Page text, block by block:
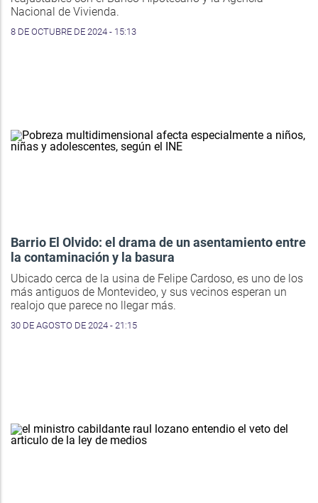
Nacional de Vivienda.
8 DE OCTUBRE DE 2024 - 15:13
Barrio El Olvido: el drama de un asentamiento entre
la contaminación y la basura
Ubicado cerca de la usina de Felipe Cardoso, es uno de los
más antiguos de Montevideo, y sus vecinos esperan un
realojo que parece no llegar más.
30 DE AGOSTO DE 2024 - 21:15